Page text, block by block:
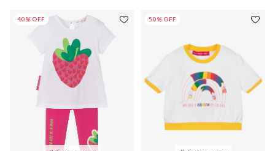
40% OFF 50% OFF